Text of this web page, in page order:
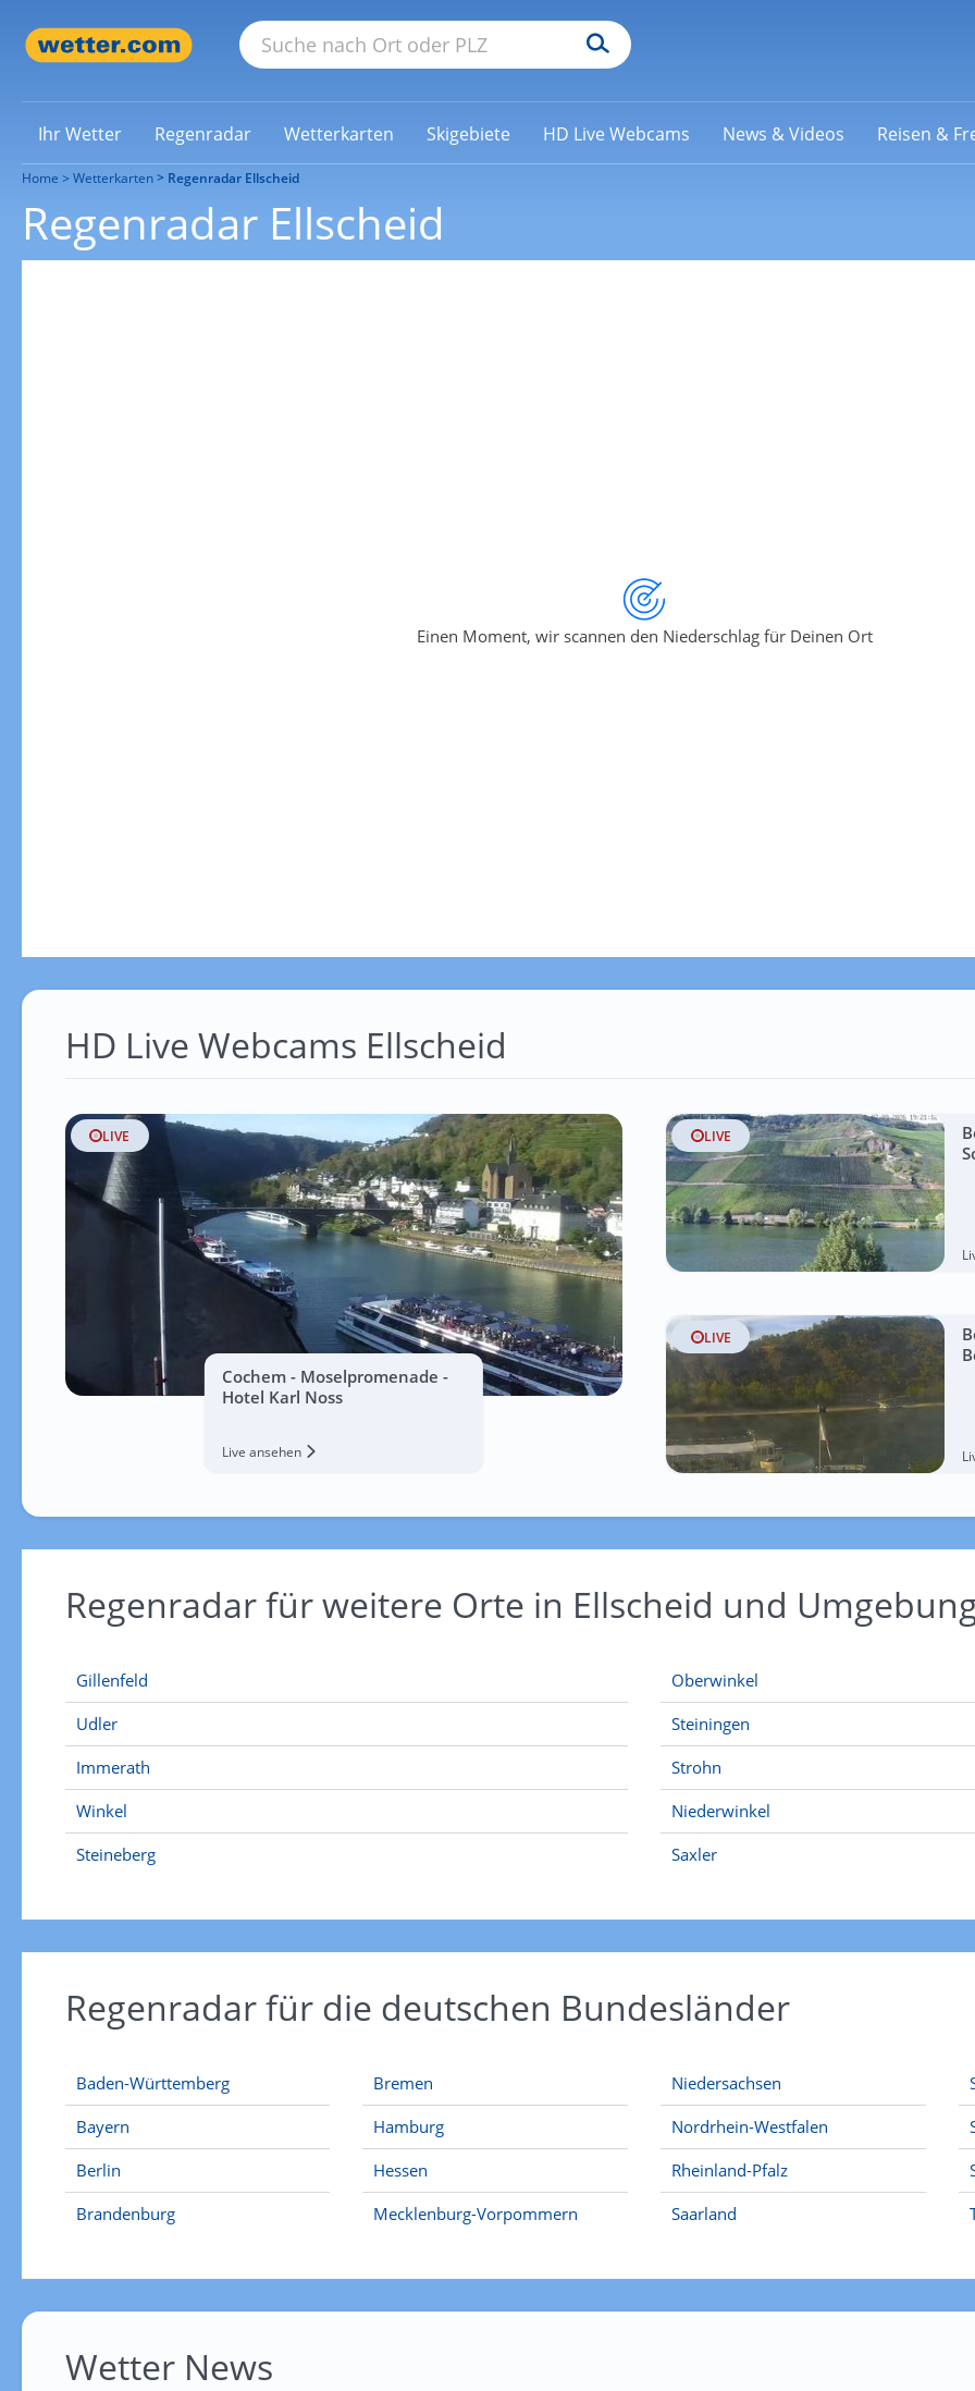
Ihr Wetter Regenradar Wetterkarten Skigebiete HD Live Webcams News & Videos Reisen &
Home Wetterkarten Regenradar Ellscheid
Regenradar Ellscheid
Einen Moment, wir scannen den Niederschlag für Deinen Ort
HD Live Webcams Ellscheid
LIVE
Cochem - Moselpromenade -
Hotel Karl Noss
Live ansehen
LIVE
LIVE
Regenradar für weitere Orte in Ellscheid und
Gillenfeld
Udler
Immerath
Winkel
Steineberg
Oberwinkel
Steiningen
Strohn
Niederwinkel
Saxler
Regenradar für die deutschen Bundesländer
Baden-Württemberg
Bayern
Berlin
Brandenburg
Bremen
Hamburg
Hessen
Mecklenburg-Vorpommern
Niedersachsen
Nordrhein-Westfalen
Rheinland-Pfalz
Saarland
Wetter News